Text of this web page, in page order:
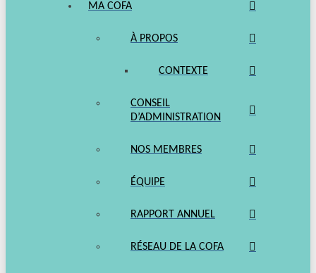
MA COFA
À PROPOS
CONTEXTE
CONSEIL
D’ADMINISTRATION
NOS MEMBRES
ÉQUIPE
RAPPORT ANNUEL
RÉSEAU DE LA COFA